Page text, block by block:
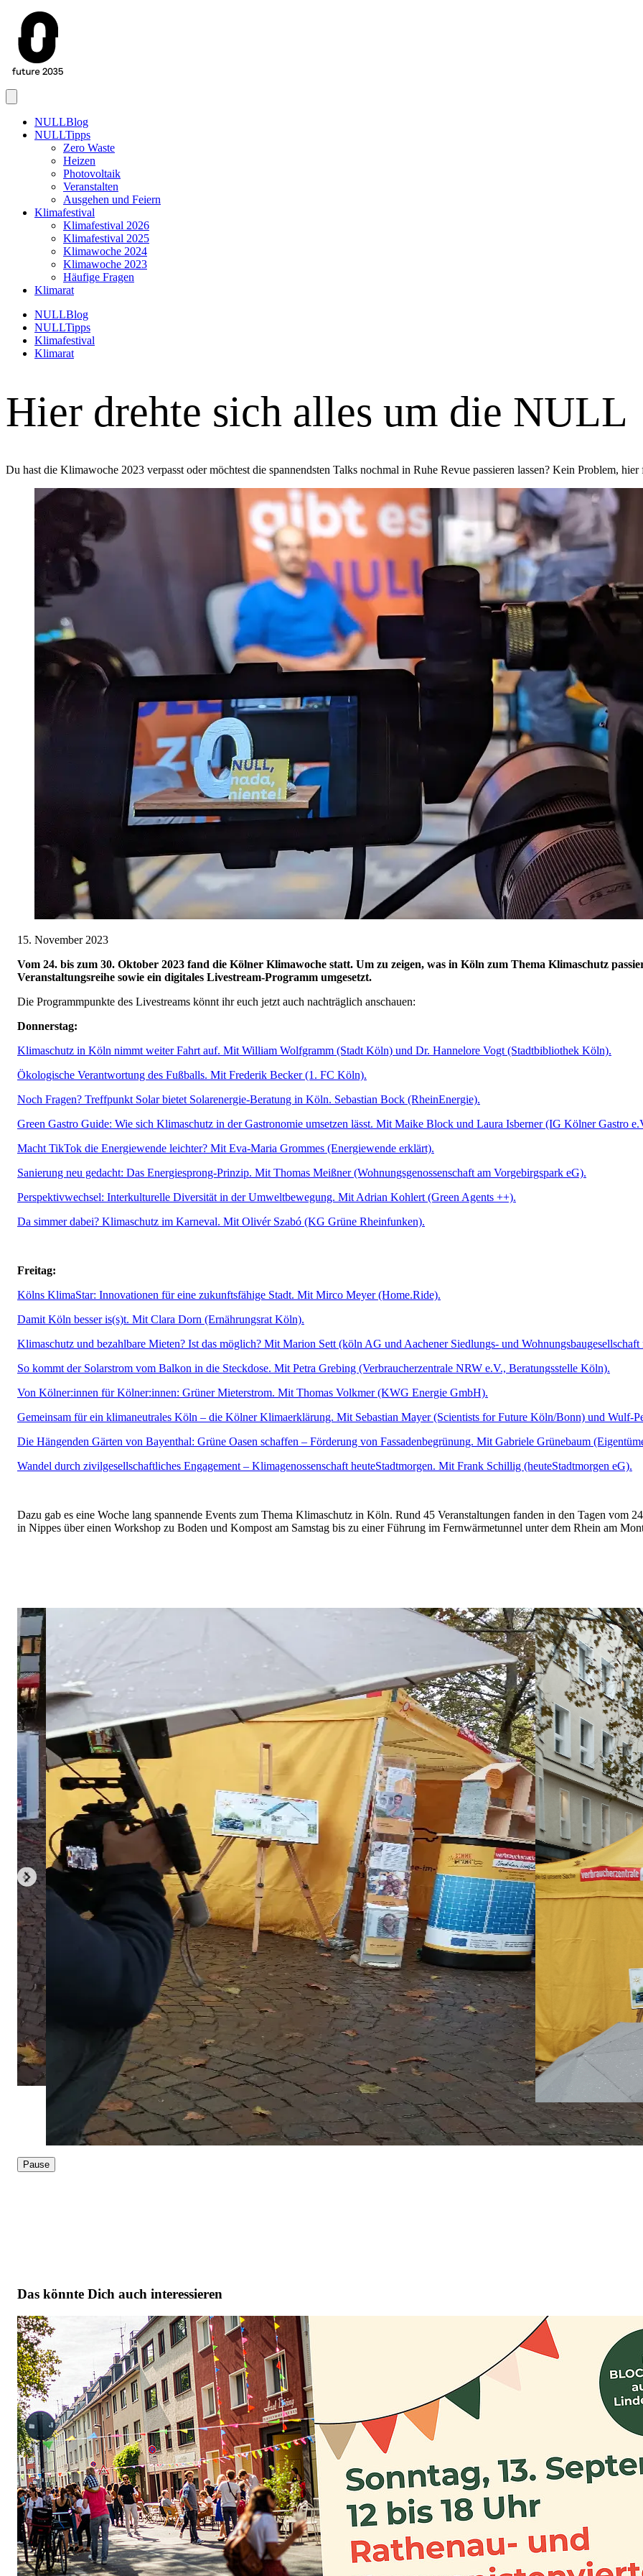
NULLBlog
NULLTipps
Zero Waste
Heizen
Photovoltaik
Veranstalten
Ausgehen und Feiern
Klimafestival
Klimafestival 2026
Klimafestival 2025
Klimawoche 2024
Klimawoche 2023
Häufige Fragen
Klimarat
NULLBlog
NULLTipps(Alt+Enter um Untermenü zu öffnen und zu navigieren)
Klimafestival
Klimarat
Hier drehte sich alles um die NULL
Du hast die Klimawoche 2023 verpasst oder möchtest die spannendsten Talks nochmal in Ruhe Revue passieren lassen? Kein Problem,
15. November 2023
Vom 24. bis zum 30. Oktober 2023 fand die Kölner Klimawoche statt. Um zu zeigen, was in Köln zum Thema Klimaschutz
Veranstaltungsreihe sowie ein digitales Livestream-Programm umgesetzt.
Die Programmpunkte des Livestreams könnt ihr euch jetzt auch nachträglich anschauen:
Donnerstag:
Klimaschutz in Köln nimmt weiter Fahrt auf. Mit William Wolfgramm (Stadt Köln) und Dr. Hannelore Vogt (Stadtbibliothek Köln).
Ökologische Verantwortung des Fußballs. Mit Frederik Becker (1. FC Köln).
Noch Fragen? Treffpunkt Solar bietet Solarenergie-Beratung in Köln. Sebastian Bock (RheinEnergie).
Green Gastro Guide: Wie sich Klimaschutz in der Gastronomie umsetzen lässt. Mit Maike Block und Laura Isberner (IG Kölner Gastro
Macht TikTok die Energiewende leichter? Mit Eva-Maria Grommes (Energiewende erklärt).
Sanierung neu gedacht: Das Energiesprong-Prinzip. Mit Thomas Meißner (Wohnungsgenossenschaft am Vorgebirgspark eG).
Perspektivwechsel: Interkulturelle Diversität in der Umweltbewegung. Mit Adrian Kohlert (Green Agents ++).
Da simmer dabei? Klimaschutz im Karneval. Mit Olivér Szabó (KG Grüne Rheinfunken).
Freitag:
Kölns KlimaStar: Innovationen für eine zukunftsfähige Stadt. Mit Mirco Meyer (Home.Ride).
Damit Köln besser is(s)t. Mit Clara Dorn (Ernährungsrat Köln).
Klimaschutz und bezahlbare Mieten? Ist das möglich? Mit Marion Sett (köln AG und Aachener Siedlungs- und
So kommt der Solarstrom vom Balkon in die Steckdose. Mit Petra Grebing (Verbraucherzentrale NRW e.V., Beratungsstelle Köln).
Von Kölner:innen für Kölner:innen: Grüner Mieterstrom. Mit Thomas Volkmer (KWG Energie GmbH).
Gemeinsam für ein klimaneutrales Köln – die Kölner Klimaerklärung. Mit Sebastian Mayer (Scientists for Future Köln/Bonn) und Wulf-
Die Hängenden Gärten von Bayenthal: Grüne Oasen schaffen – Förderung von Fassadenbegrünung. Mit Gabriele Grünebaum
Wandel durch zivilgesellschaftliches Engagement – Klimagenossenschaft heuteStadtmorgen. Mit Frank Schillig (heuteStadtmorgen eG).
Dazu gab es eine Woche lang spannende Events zum Thema Klimaschutz in Köln. Rund 45 Veranstaltungen fanden in den Tagen vom
in Nippes über einen Workshop zu Boden und Kompost am Samstag bis zu einer Führung im Fernwärmetunnel unter dem Rhein am
Pause
Das könnte Dich auch interessieren